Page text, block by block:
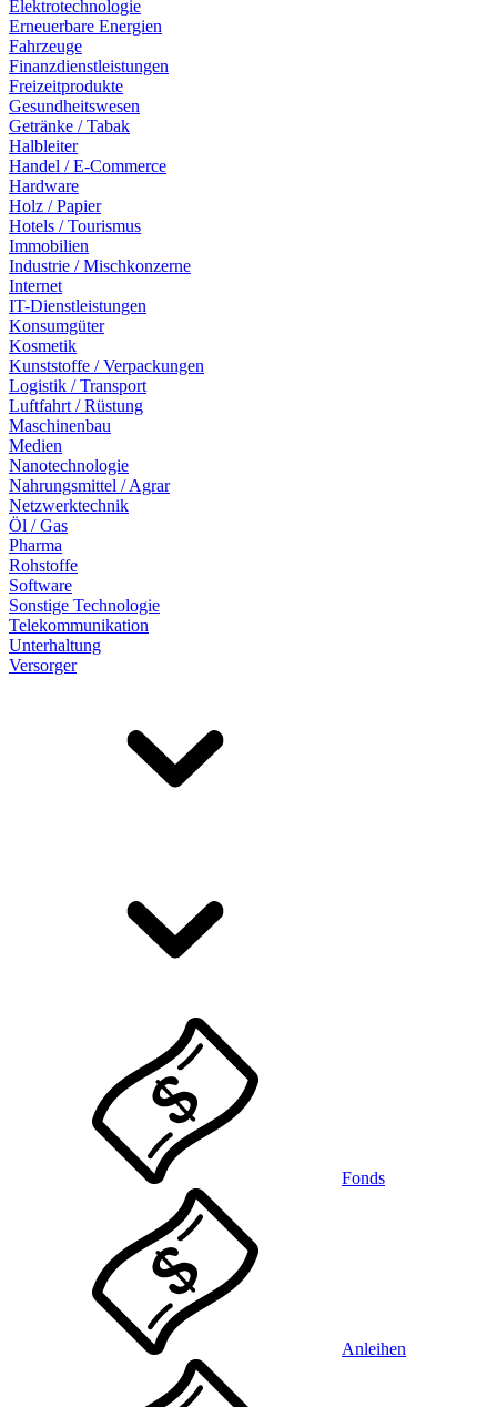
Elektrotechnologie
Erneuerbare Energien
Fahrzeuge
Finanzdienstleistungen
Freizeitprodukte
Gesundheitswesen
Getränke / Tabak
Halbleiter
Handel / E-Commerce
Hardware
Holz / Papier
Hotels / Tourismus
Immobilien
Industrie / Mischkonzerne
Internet
IT-Dienstleistungen
Konsumgüter
Kosmetik
Kunststoffe / Verpackungen
Logistik / Transport
Luftfahrt / Rüstung
Maschinenbau
Medien
Nanotechnologie
Nahrungsmittel / Agrar
Netzwerktechnik
Öl / Gas
Pharma
Rohstoffe
Software
Sonstige Technologie
Telekommunikation
Unterhaltung
Versorger
Fonds
Anleihen